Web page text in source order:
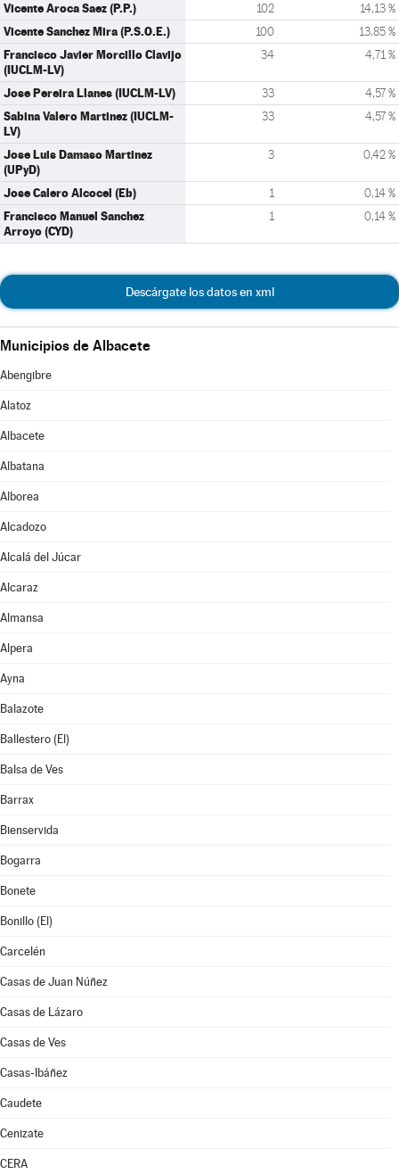
Vicente Aroca Saez (P.P.) 102 14,13 %
Vicente Sanchez Mira (P.S.O.E.) 100 13,85 %
Francisco Javier Morcillo Clavijo
(IUCLM-LV)
34 4,71 %
Jose Pereira Llanes (IUCLM-LV) 33 4,57 %
Sabina Valero Martinez (IUCLM-
LV)
33 4,57 %
Jose Luis Damaso Martinez
(UPyD)
3 0,42 %
Jose Calero Alcocel (Eb) 1 0,14 %
Francisco Manuel Sanchez
Arroyo (CYD)
1 0,14 %
Descárgate los datos en xml
Municipios de Albacete
Abengibre
Alatoz
Albacete
Albatana
Alborea
Alcadozo
Alcalá del Júcar
Alcaraz
Almansa
Alpera
Ayna
Balazote
Ballestero (El)
Balsa de Ves
Barrax
Bienservida
Bogarra
Bonete
Bonillo (El)
Carcelén
Casas de Juan Núñez
Casas de Lázaro
Casas de Ves
Casas-Ibáñez
Caudete
Cenizate
CERA